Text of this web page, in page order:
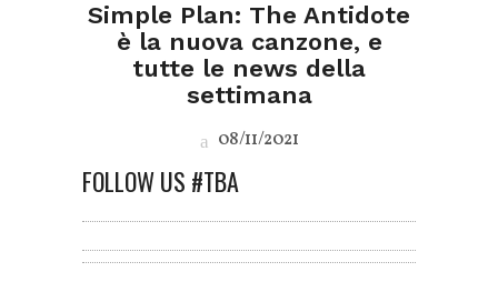
Simple Plan: The Antidote
è la nuova canzone, e
tutte le news della
settimana
08/11/2021
FOLLOW US #TBA